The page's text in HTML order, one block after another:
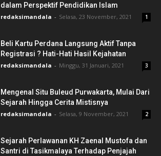
dalam Perspektif Pendidikan Islam
redaksimandala - Selasa, 23 November, 2021 1
Beli Kartu Perdana Langsung Aktif Tanpa
Registrasi ? Hati-Hati Hasil Kejahatan
redaksimandala - Minggu, 31 Januari, 2021 3
Mengenal Situ Buleud Purwakarta, Mulai Dari
Sejarah Hingga Cerita Mistisnya
redaksimandala - Selasa, 9 November, 2021 2
Sejarah Perlawanan KH Zaenal Mustofa dan
Santri di Tasikmalaya Terhadap Penjajah